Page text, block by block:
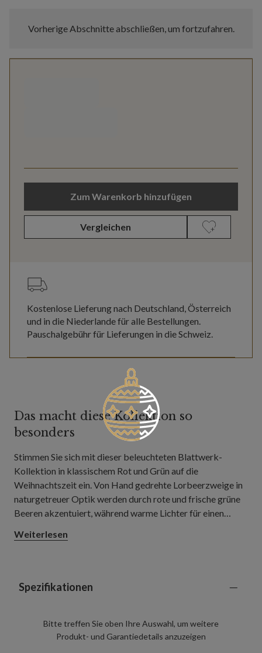
Vorherige Abschnitte abschließen, um fortzufahren.
Zum Warenkorb hinzufügen
Vergleichen
Kostenlose Lieferung nach Deutschland, Österreich
und in die Niederlande für alle Bestellungen.
Pauschalgebühr für Lieferungen in die Schweiz.
Das macht diese Kollektion so
besonders
Stimmen Sie sich mit dieser beleuchteten Blattwerk-
Kollektion in klassischem Rot und Grün auf die
Weihnachtszeit ein. Von Hand gedrehte Lorbeerzweige in
naturgetreuer Optik werden durch rote und frische grüne
Beeren akzentuiert, während warme Lichter für einen
auf dem Kaminsims – die Dekoration sorgt überall für ein
Weiterlesen
Spezifikationen
Bitte treffen Sie oben Ihre Auswahl, um weitere
Produkt- und Garantiedetails anzuzeigen